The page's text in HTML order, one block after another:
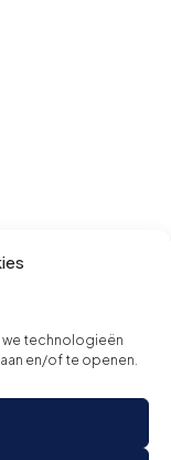
we technologieën
en/of te openen.